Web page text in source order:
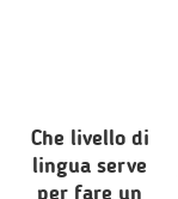
Che livello di
lingua serve
per fare un